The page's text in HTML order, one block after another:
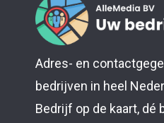
Adres- en
bedrijven in heel
Bedrijf op de kaart, dé